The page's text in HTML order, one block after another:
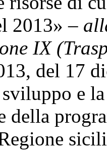
2013» –
IX
17
e
della